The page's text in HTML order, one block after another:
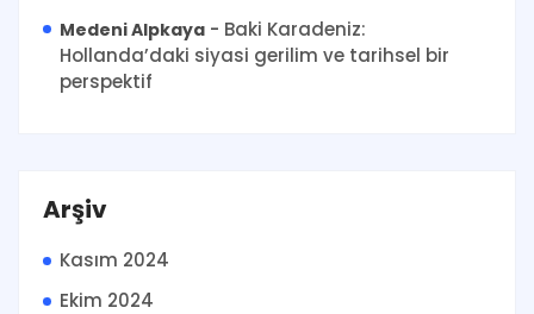
Medeni Alpkaya - Baki Karadeniz:
Hollanda’daki siyasi gerilim ve tarihsel bir
perspektif
Arşiv
Kasım 2024
Ekim 2024